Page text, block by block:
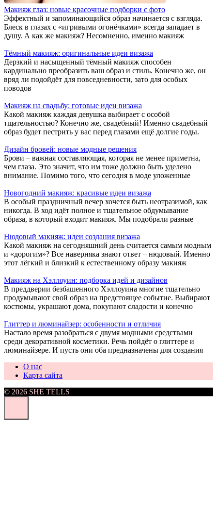
Макияж глаз: новые красочные подборки с фото
Эффектный и запоминающийся образ начинается с взгляда.
Блеск в глазах с «игривыми огонёчками» всегда западает в
душу. А как же макияж? Несомненно, именно макияж
Тёмный макияж: оригинальные идеи визажа
Дерзкий и насыщенный тёмный макияж способен
кардинально преобразить ваш образ и стиль. Конечно же, он
вряд ли подойдёт для повседневности, зато для особых
поводов
Макияж на свадьбу: готовые идеи визажа
Какой макияж каждая девушка выбирает с особой
тщательностью? Конечно же, свадебный! Именно свадебный
образ будет пестрить у вас перед глазами ещё долгие годы.
Дизайн бровей: новые модные решения
Брови – важная составляющая, которая не менее приметна,
чем глаза. Это значит, что им тоже должно быть уделено
внимание. Помимо того, что сегодня в моде уложенные
Новогодний макияж: красивые идеи визажа
В особый праздничный вечер хочется быть неотразимой, как
никогда. В ход идёт полное и тщательное обдумывание
образа, в который входит макияж. Мы подобрали разные
Нюдовый макияж: идеи создания визажа
Какой макияж на сегодняшний день считается самым модным
и «дорогим»? Все наверняка знают ответ – нюдовый. Именно
этот лёгкий и близкий к естественному образу макияж
Макияж на Хэллоуин: подборка идей и дизайнов
В преддверии безбашенного Хэллоуина многие тщательно
продумывают свой образ на предстоящее событие. Выбирают
костюмы, украшают дома, покупают сладости и конечно
Глиттер и люминайзер: особенности и отличия
Настало время разобраться с двумя модными средствами
среди декоративной косметики. Речь пойдёт о глиттере и
люминайзере. И пусть они оба предназначены для создания
О нас
Карта сайта
© 2026 SHE TELLS